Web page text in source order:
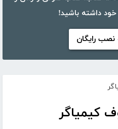
داشته باشید!
نصب رایگان
کیمیاگر